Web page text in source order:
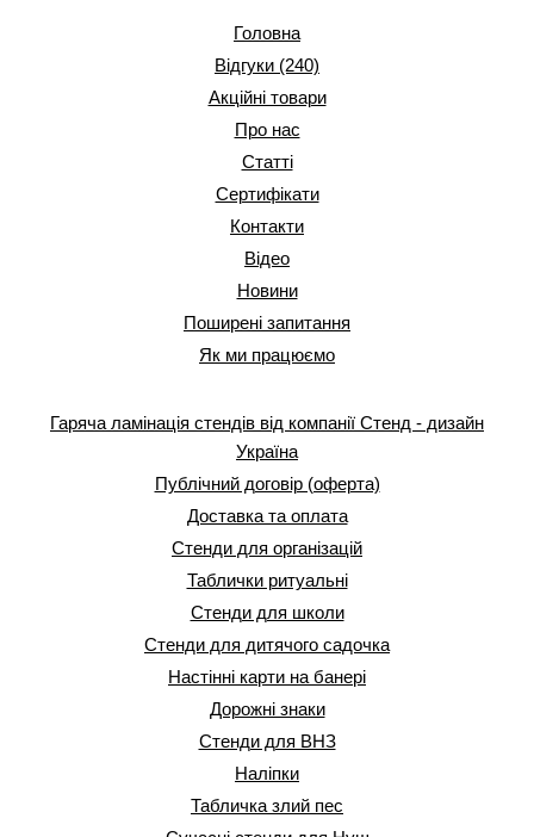
Головна
Відгуки (240)
Акційні товари
Про нас
Статті
Сертифікати
Контакти
Відео
Новини
Поширені запитання
Як ми працюємо
Гаряча ламінація стендів від компанії Стенд - дизайн
Україна
Публічний договір (оферта)
Доставка та оплата
Стенди для організацій
Таблички ритуальні
Стенди для школи
Стенди для дитячого садочка
Настінні карти на банері
Дорожні знаки
Стенди для ВНЗ
Наліпки
Табличка злий пес